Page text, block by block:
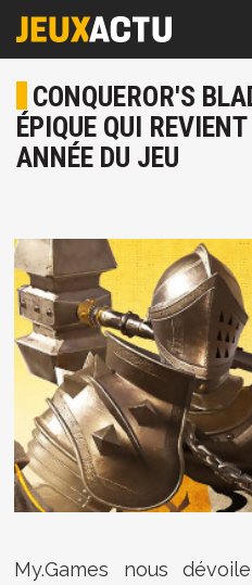
CONQUEROR'S
ÉPIQUE QUI
ANNÉE DU JEU
My.Games nous